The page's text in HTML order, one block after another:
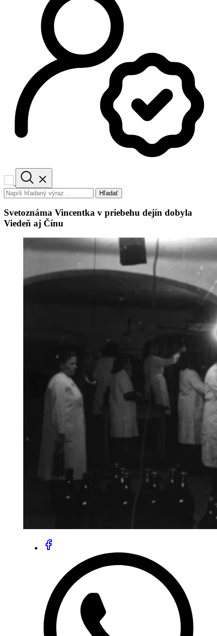
Hľadať
Svetoznáma Vincentka v priebehu dejín dobyla
Viedeň aj Čínu